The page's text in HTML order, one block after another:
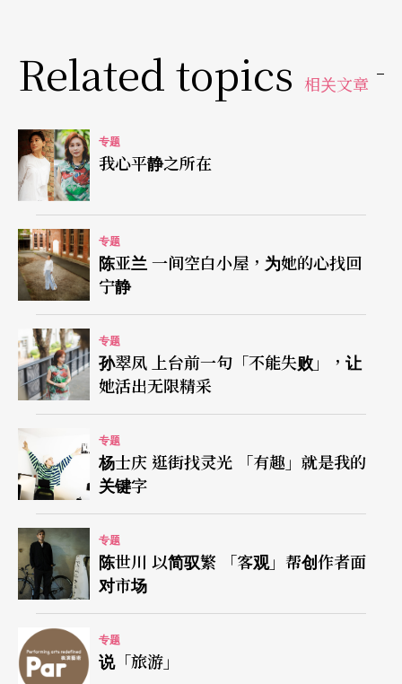
让人重新找到与脉轮的连结方式，刺激、重整脉轮
系统，使脉轮平衡运作，身心灵提升。「四元素能
量舞」则是将四大元素土、水、风、火之本质与内
心深处连结的灵性舞蹈，同时是一种与自然万物及
宇宙连结的仪式性舞蹈。「心灵舞者培训」的重点
则在通过舞蹈连结心灵，及用肢体传达内在感受。
无论在何种课程中，林雅雯担当的是引导者，而非
肢体训练者，她透过话语、身体引导，提醒学员带
著觉知跳舞，进入自己的内在。舞蹈静心关乎身心
灵三方面的觉察，相较于舞蹈治疗关注疗愈的目标
与方法，林雅雯谈到灵性与静心的重点：「治疗与
否不是重点，不是外在的人去治疗你；而是此人在
此时此刻的体悟，例如每个人对于火元素或心轮的
体会都不同，经历探索过程才得到的领悟，是各自
独特的。」例如在心灵舞蹈课中，有学员身体自发
性地一直往地面钻，在地板做出各种蜷曲扭动的姿
态，如爬虫类般具有生命力，散发扭曲的美感，但
他却不敢将重心向上直立跳舞。经过探索，学员发
现自己难以立即表达情绪、不允许情绪的释放，往
Related topics 相关文章
专题
我心平静之所在
专题
陈亚兰 一间空白小屋，为她的心找回
宁静
专题
孙翠凤 上台前一句「不能失败」，让
她活出无限精采
专题
杨士庆 逛街找灵光 「有趣」就是我的
关键字
专题
陈世川 以简驭繁 「客观」帮创作者面
对市场
专题
说「旅游」